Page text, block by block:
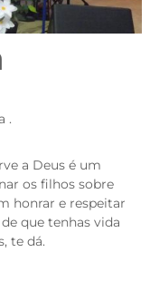
.
a Deus é um
os filhos sobre
honrar e respeitar
que tenhas vida
te dá.